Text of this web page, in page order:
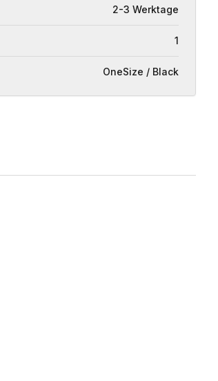
2-3 Werktage
1
OneSize / Black